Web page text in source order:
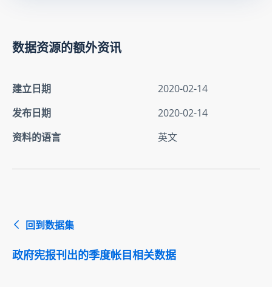
数据资源的额外资讯
建立日期
2020-02-14
发布日期
2020-02-14
资料的语言
英文
回到数据集
政府宪报刊出的季度帐目相关数据